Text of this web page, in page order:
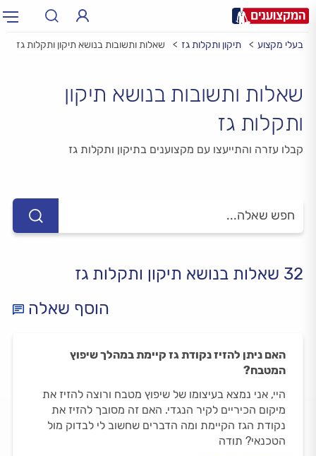
עיר: תל אביב, חיפה…
בעלי מקצוע תיקון ותקלות גז שאלות ותשובות בנושא תיקון ותקלות גז
שאלות ותשובות בנושא תיקון
ותקלות גז
קבלו עזרה והתייעצו עם מקצוענים בתיקון ותקלות גז
32 שאלות בנושא תיקון ותקלות גז
הוסף שאלה
האם ניתן להזיז נקודת גז קיימת במהלך שיפוץ
המטבח?
היי, אני נמצא בעיצומו של שיפוץ מטבח ורוצה להזיז את
מיקום הכיריים לקיר הנגדי. האם זה מסובך להזיז את
נקודת הגז הקיימת ומה הדברים שחשוב לי לבדוק מול
הטכנאי? תודה